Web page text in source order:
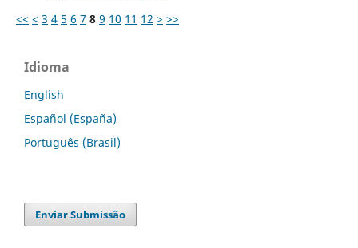
<< < 3 4 5 6 7 8 9 10 11 12 > >>
Idioma
English
Español (España)
Português (Brasil)
Enviar Submissão